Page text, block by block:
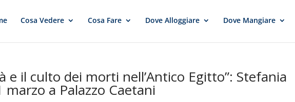
Cosa Vedere Cosa Fare Dove Alloggiare Dove Mangiare
e il culto dei morti nell’Antico Egitto”: Stefania
a Palazzo Caetani